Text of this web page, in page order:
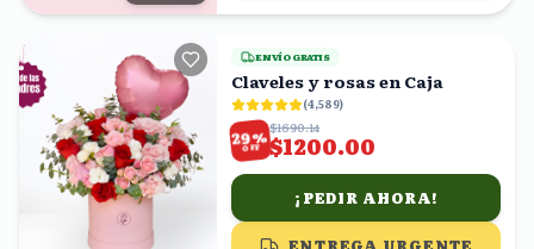
ENVÍO GRATIS
Claveles y rosas en Caja
(4,589)
29%
OFF
$1690.14
$1200.00
¡PEDIR AHORA!